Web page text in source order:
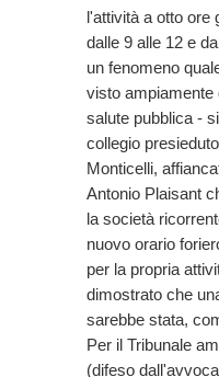
l'attività a otto ore
dalle 9 alle 12 e
un fenomeno
visto ampiamente
salute pubblica -
collegio
Monticelli,
Antonio Plaisant
la società
nuovo orario
per la propria
dimostrato che
sarebbe stata,
Per il Tribunale
(difeso